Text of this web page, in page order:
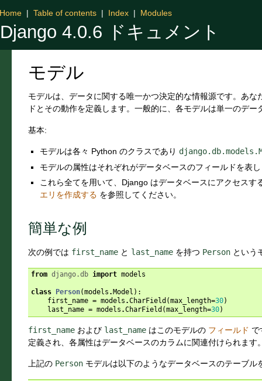
Django 4.0.6 ドキュメント
Home | Table of contents | Index | Modules
モデル
モデルは、データに関する唯一かつ決定的な情報源です。あ
ドとその動作を定義します。一般的に、各モデルは単一のデ
基本:
モデルは各々 Python のクラスであり
モデルの属性はそれぞれがデータベースのフィールドを表
これら全てを用いて、Django はデータベースにアクセス
エリを作成する を参照してください。
簡単な例
次の例では first_name と last_name を持つ Person という
from django.db import models
class Person(models . Model ):
first_name = models .CharField (max_length=30)
last_name = models .CharField (max_length=30)
first_name および last_name はこのモデルの フィールド で
定義され、各属性はデータベースのカラムに関連付けられます
上記の Person モデルは以下のようなデータベースのテーブル